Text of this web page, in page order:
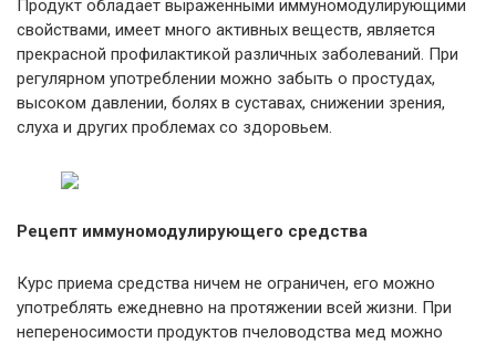
Продукт обладает выраженными иммуномодулирующими
свойствами, имеет много активных веществ, является
прекрасной профилактикой различных заболеваний. При
регулярном употреблении можно забыть о простудах,
высоком давлении, болях в суставах, снижении зрения,
слуха и других проблемах со здоровьем.
Рецепт иммуномодулирующего средства
Курс приема средства ничем не ограничен, его можно
употреблять ежедневно на протяжении всей жизни. При
непереносимости продуктов пчеловодства мед можно